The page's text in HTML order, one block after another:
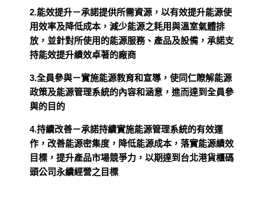
2.能效提升－承諾提供所需資源，以有效提升能源使
用效率及降低成本，減少能源之耗用與溫室氣體排
放，並針對所使用的能源服務、產品及設備，承諾支
持能效提升績效卓著的廠商
3.全員參與－實施能源教育和宣導，使同仁瞭解能源
政策及能源管理系統的內容和涵意，進而達到全員參
與的目的
4.持續改善－承諾持續實施能源管理系統的有效運
作，改善能源密集度，降低能源成本，落實能源績效
目標，提升產品市場競爭力，以期達到台北港貨櫃碼
頭公司永續經營之目標